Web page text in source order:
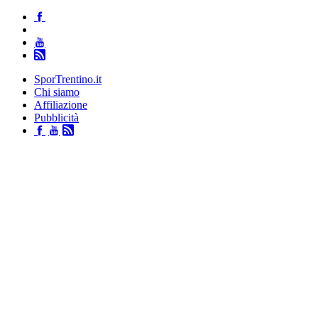
SporTrentino.it
Chi siamo
Affiliazione
Pubblicità